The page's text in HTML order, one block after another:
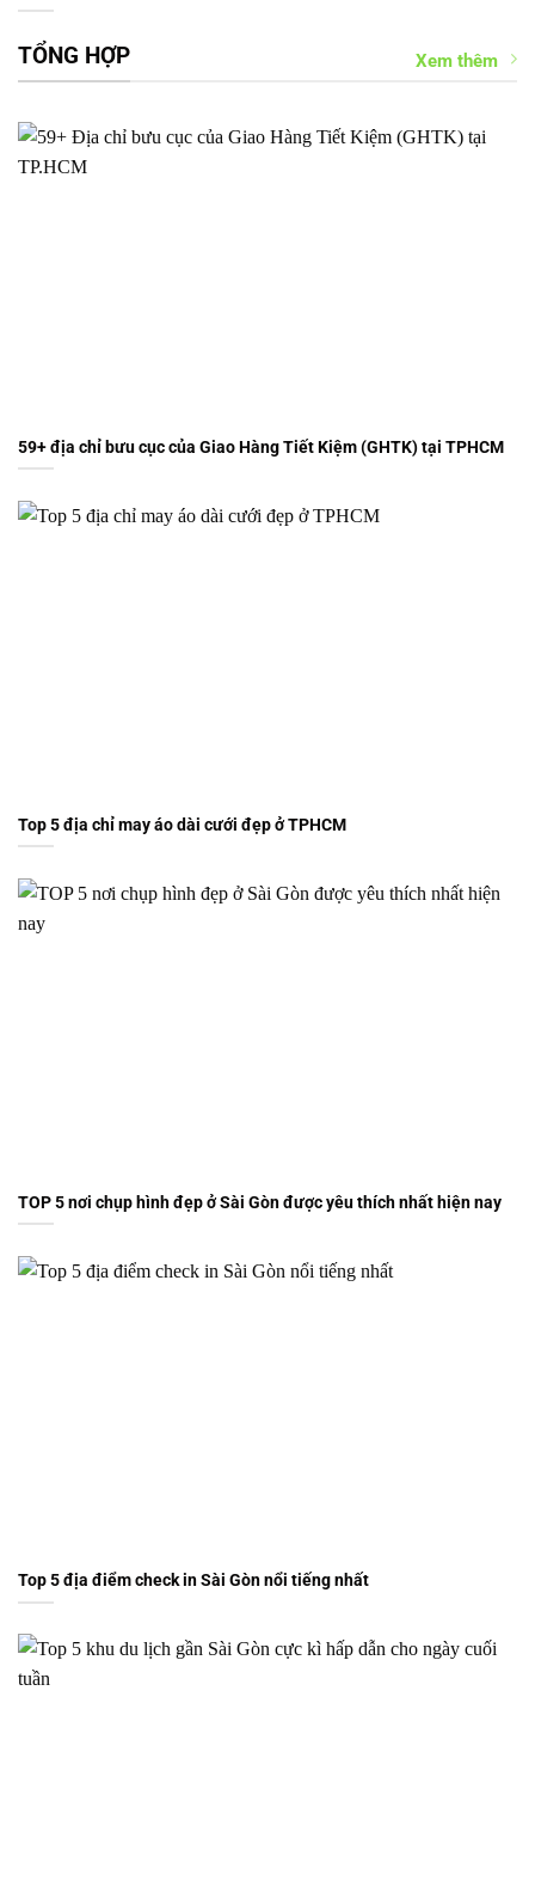
TỔNG HỢP Xem thêm
59+ địa chỉ bưu cục của Giao Hàng Tiết Kiệm (GHTK) tại TPHCM
Top 5 địa chỉ may áo dài cưới đẹp ở TPHCM
TOP 5 nơi chụp hình đẹp ở Sài Gòn được yêu thích nhất hiện nay
Top 5 địa điểm check in Sài Gòn nổi tiếng nhất